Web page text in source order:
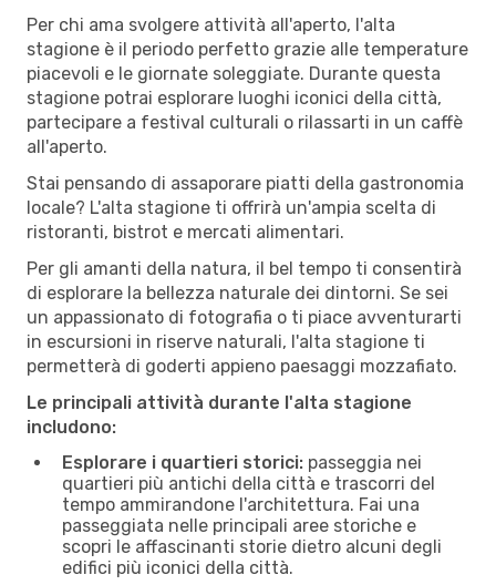
Per chi ama svolgere attività all'aperto, l'alta
stagione è il periodo perfetto grazie alle temperature
piacevoli e le giornate soleggiate. Durante questa
stagione potrai esplorare luoghi iconici della città,
partecipare a festival culturali o rilassarti in un caffè
all'aperto.
Stai pensando di assaporare piatti della gastronomia
locale? L'alta stagione ti offrirà un'ampia scelta di
ristoranti, bistrot e mercati alimentari.
Per gli amanti della natura, il bel tempo ti consentirà
di esplorare la bellezza naturale dei dintorni. Se sei
un appassionato di fotografia o ti piace avventurarti
in escursioni in riserve naturali, l'alta stagione ti
permetterà di goderti appieno paesaggi mozzafiato.
Le principali attività durante l'alta stagione
includono:
Esplorare i quartieri storici: passeggia nei
quartieri più antichi della città e trascorri del
tempo ammirandone l'architettura. Fai una
passeggiata nelle principali aree storiche e
scopri le affascinanti storie dietro alcuni degli
edifici più iconici della città.